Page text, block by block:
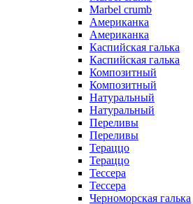
Marbel crumb
Американка
Американка
Каспийская галька
Каспийская галька
Композитный
Композитный
Натуральный
Натуральный
Переливы
Переливы
Тераццо
Тераццо
Тессера
Тессера
Черноморская галька